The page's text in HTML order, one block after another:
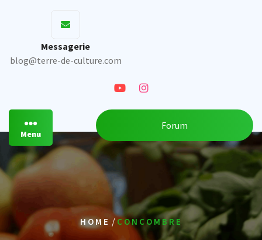
Messagerie
blog@terre-de-culture.com
Menu
Forum
HOME/ CONCOMBRE